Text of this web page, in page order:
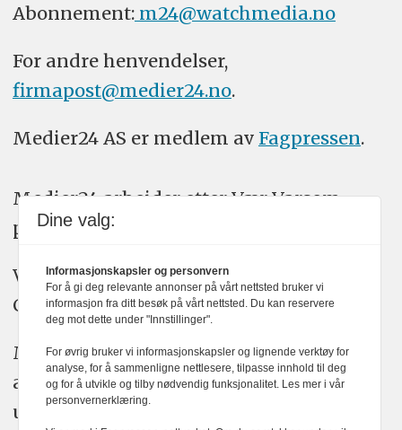
Abonnement:m24@watchmedia.no
For andre henvendelser,
firmapost@medier24.no.
Medier24 AS er medlem av Fagpressen.
Medier24 arbeider etter Vær Varsom-
plakatens regler for god presseskikk.
Vi bruker KI-verktøy som ChatGPT,
Claude, og Gemini i journalistikken vår.
Medier24s redaksjon har alltid det fulle
ansvar for publisert innhold, med eller
uten bruk av kunstig intelligens.
Dine valg:
Informasjonskapsler og personvern
For å gi deg relevante annonser på vårt nettsted bruker vi
informasjon fra ditt besøk på vårt nettsted. Du kan reservere
deg mot dette under "Innstillinger".
For øvrig bruker vi informasjonskapsler og lignende verktøy for
analyse, for å sammenligne nettlesere, tilpasse innhold til deg
og for å utvikle og tilby nødvendig funksjonalitet. Les mer i vår
personvernerklæring.